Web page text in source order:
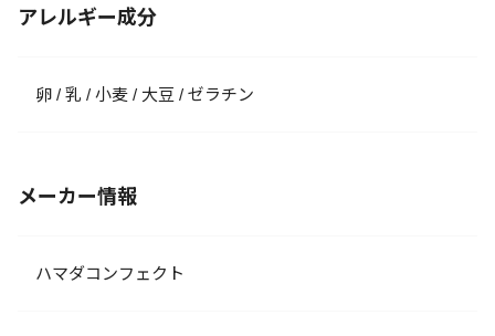
アレルギー成分
卵 / 乳 / 小麦 / 大豆 / ゼラチン
メーカー情報
ハマダコンフェクト